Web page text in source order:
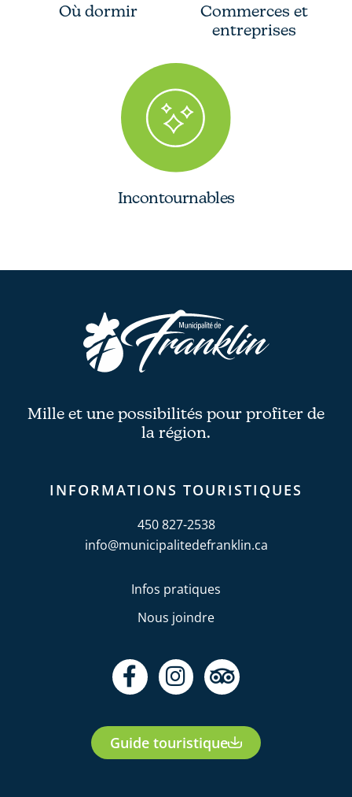
Où dormir
Commerces et
entreprises
Incontournables
Mille et une possibilités pour profiter de
la région.
INFORMATIONS TOURISTIQUES
450 827-2538
info@municipalitedefranklin.ca
F
a
e
b
I
n
t
a
T
r
p
a
Guide touristique
Infos pratiques
Nous joindre